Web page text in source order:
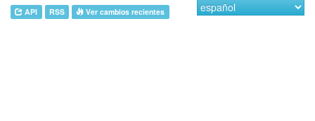
API RSS Ver cambios recientes